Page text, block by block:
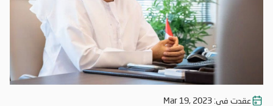
عقدت في: Mar 19, 2023